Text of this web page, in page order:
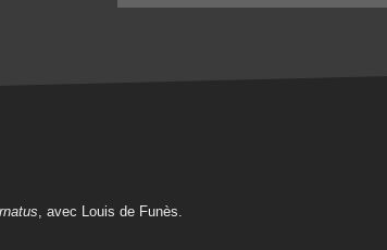
, avec Louis de Funès.